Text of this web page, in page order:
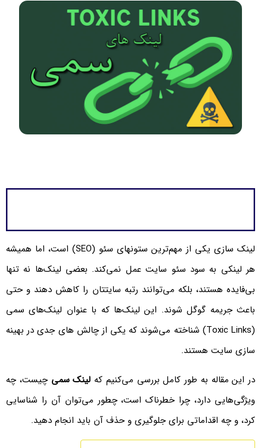
لینک سازی یکی از مهم‌ترین ستونهای سئو (SEO) است، اما همیشه
هر لینکی به سود سئو سایت عمل نمی‌کند. بعضی لینک‌ها نه تنها
بی‌فایده هستند، بلکه می‌توانند رتبه سایتتان را کاهش دهند و حتی
باعث جریمه گوگل شوند. این لینک‌ها که با عنوان لینک‌های سمی
(Toxic Links) شناخته می‌شوند که یکی از چالش های جدی در بهینه
سازی سایت هستند.
در این مقاله به طور کامل بررسی می‌کنیم کهلینک سمیچیست، چه
ویژگی‌هایی دارد، چرا خطرناک است، چطور می‌توان آن را شناسایی
کرد، و چه اقداماتی برای جلوگیری و حذف آن باید انجام دهید.